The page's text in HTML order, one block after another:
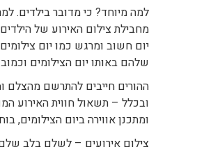
למה מיוחד? כי מדובר בילדים.
מחבילת צילום האירוע של
יום חשוב ומרגש כמו יום
שלהם באותו יום הצילומים
ההורים חייבים להתרשם מהצלם
ובכלל – תשאול חווית האירוע
ומתכנן אווירה ביום
צילום אירועים – לשלם בלב